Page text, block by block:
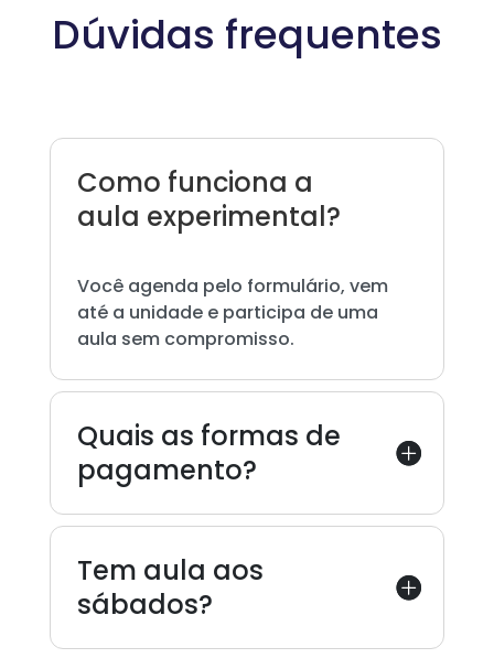
Dúvidas frequentes
Como funciona a
aula experimental?
Você agenda pelo formulário, vem
até a unidade e participa de uma
aula sem compromisso.
Quais as formas de
pagamento?
Tem aula aos
sábados?